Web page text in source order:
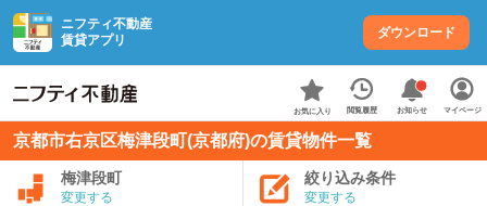
ニフティ不動産
賃貸アプリ
ダウンロード
お気に入り 閲覧履歴 お知らせ マイページ
京都市右京区梅津段町(京都府)の賃貸物件一覧
梅津段町
変更する
絞り込み条件
変更する